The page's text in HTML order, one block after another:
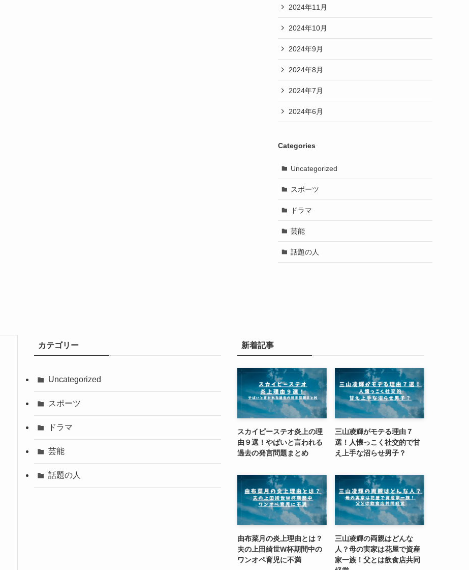
2024年11月
2024年10月
2024年9月
2024年8月
2024年7月
2024年6月
Categories
Uncategorized
スポーツ
ドラマ
芸能
話題の人
カテゴリー
Uncategorized
スポーツ
ドラマ
芸能
話題の人
新着記事
スカイピーステオ炎上の理
由９選！やばいと言われる
過去の発言問題まとめ
三山凌輝がモテる理由７
選！人懐っこく社交的で甘
え上手な沼らせ男子？
由布菜月の炎上理由とは？
夫の上田綺世W杯期間中の
ワンオペ育児に不満
三山凌輝の両親はどんな
人？母の実家は花屋で資産
家一族！父とは飲食店共同